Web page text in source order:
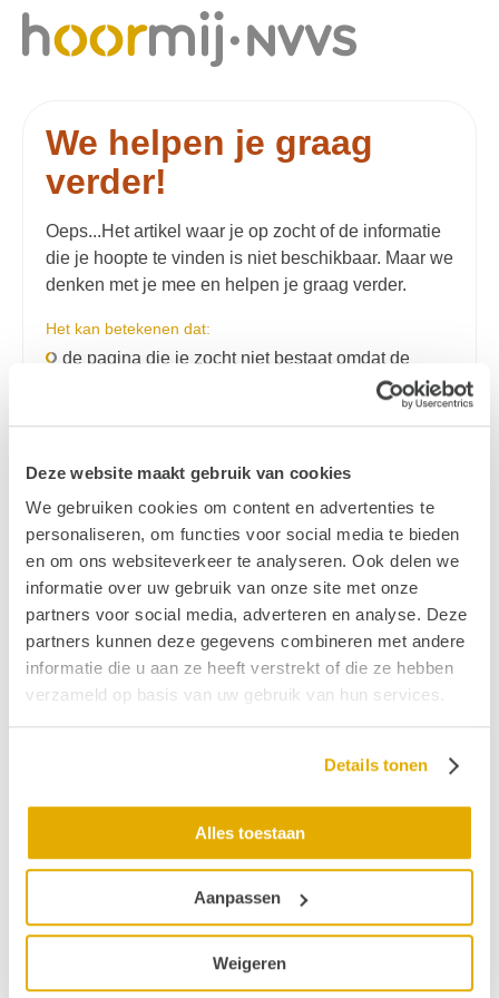
Deze website maakt gebruik van cookies
We gebruiken cookies om content en advertenties te
personaliseren, om functies voor social media te bieden
en om ons websiteverkeer te analyseren. Ook delen we
informatie over uw gebruik van onze site met onze
partners voor social media, adverteren en analyse. Deze
partners kunnen deze gegevens combineren met andere
informatie die u aan ze heeft verstrekt of die ze hebben
verzameld op basis van uw gebruik van hun services.
Details tonen
Alles toestaan
Aanpassen
Weigeren
We helpen je graag
verder!
Oeps...Het artikel waar je op zocht of de informatie
die je hoopte te vinden is niet beschikbaar. Maar we
denken met je mee en helpen je graag verder.
Het kan betekenen dat:
de pagina die je zocht niet bestaat omdat de
Mogelijke oplossingen:
Controleer het webadres.
Bezoek de homepage vanHoormij∙NVVSof
bekijk deactuele nieuwsberichten.
Ben je op zoek naar ervaringsverhalen en de
laatste informatie op het gebied van behandeling
met betrekking tot tinnitus. Vanuit deze pagina
'De week van het oorsuizen'vind je mogelijk de
informatie die je zoekt.
Heb je vragen over duizeligheid en evenwicht?
'Balance Awareness Week'
Lees meer over:slechthorendheid,
, eenbrughoektumor
Hoop dat we je verder hebben kunnen helpen om
je te helpen vinden wat je zoekt!